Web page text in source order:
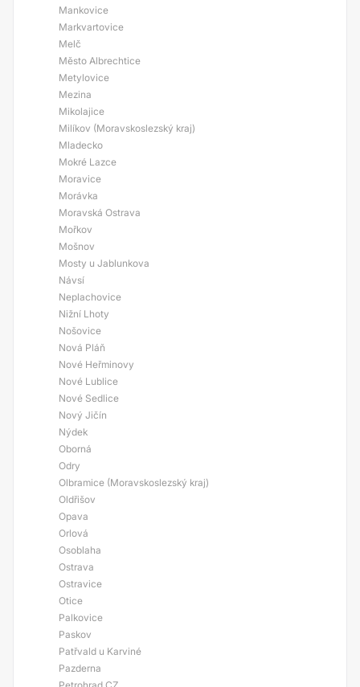
Mankovice
Markvartovice
Melč
Město Albrechtice
Metylovice
Mezina
Mikolajice
Milíkov (Moravskoslezský kraj)
Mladecko
Mokré Lazce
Moravice
Morávka
Moravská Ostrava
Mořkov
Mošnov
Mosty u Jablunkova
Návsí
Neplachovice
Nižní Lhoty
Nošovice
Nová Pláň
Nové Heřminovy
Nové Lublice
Nové Sedlice
Nový Jičín
Nýdek
Oborná
Odry
Olbramice (Moravskoslezský kraj)
Oldřišov
Opava
Orlová
Osoblaha
Ostrava
Ostravice
Otice
Palkovice
Paskov
Patřvald u Karviné
Pazderna